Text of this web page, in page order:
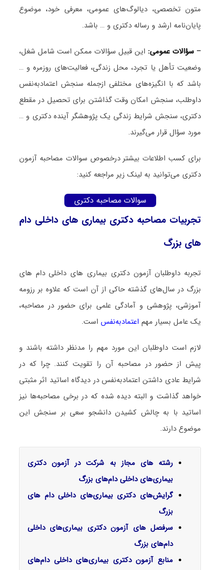
متون تخصصی، دیالوگ‌های عمومی، معرفی خود، موضوع
پایان‌نامه ارشد و رساله دکتری و … باشد.
– سؤالات عمومی: این قبیل سؤالات ممکن است شامل شغل،
وضعیت تأهل یا تجرد، محل زندگی، فعالیت‌های روزمره و …
باشد که با انگیزه‌های مختلفی ازجمله سنجش اعتمادبه‌نفس
داوطلب، سنجش امکان وقت گذاشتن برای تحصیل در مقطع
دکتری، سنجش شرایط زندگی یک پژوهشگر آینده دکتری و …
مورد سؤال قرار می‌گیرند.
برای کسب اطلاعات بیشتر درخصوص سوالات مصاحبه آزمون
دکتری می‌توانید به لینک زیر مراجعه کنید:
سوالات مصاحبه دکتری
تجربیات مصاحبه دکتری بیماری ‌های داخلی دام‌
های بزرگ
تجربه داوطلبان آزمون دکتری بیماری ‌های داخلی دام‌ های
بزرگ در سال‌های گذشته حاکی از آن است که علاوه بر رزومه
آموزشی، پژوهشی و آمادگی علمی برای حضور در مصاحبه،
یک عامل بسیار مهم اعتمادبه‌نفساست.
لازم است داوطلبان این مورد مهم را مدنظر داشته باشند و
پیش از حضور در مصاحبه آن را تقویت کنند. چرا که در
شرایط عادی داشتن اعتمادبه‌نفس در دیدگاه اساتید اثر مثبتی
خواهد گذاشت و البته دیده شده که در برخی مصاحبه‌ها نیز
اساتید با به چالش کشیدن دانشجو سعی بر سنجش این
موضوع دارند.
رشته های مجاز به شرکت در آزمون دکتری
بیماری‌های داخلی دام‌های بزرگ
گرایش‌های دکتری ﺑﻴﻤﺎریﻫﺎی داخلی دام های
ﺑﺰرگ
سرفصل‌ های آزمون دکتری بیماری‌های داخلی
دام‌های بزرگ
منابع آزمون دکتری بیماری‌های داخلی دام‌های